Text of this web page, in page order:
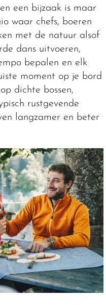
een bijzaak is maar
waar chefs, boeren
met de natuur alsof
dans uitvoeren,
bepalen en elk
moment op je bord
dichte bossen,
rustgevende
langzamer en beter